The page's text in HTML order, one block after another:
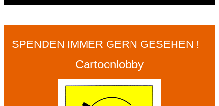
SPENDEN IMMER GERN GESEHEN !
Cartoonlobby